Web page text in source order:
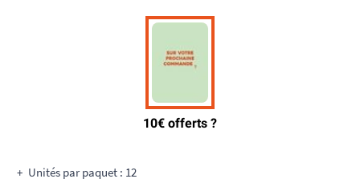
Unités par paquet : 12